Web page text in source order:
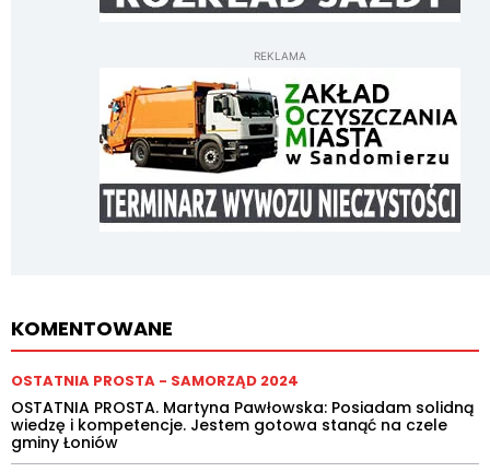
REKLAMA
KOMENTOWANE
OSTATNIA PROSTA - SAMORZĄD 2024
OSTATNIA PROSTA. Martyna Pawłowska: Posiadam solidną
wiedzę i kompetencje. Jestem gotowa stanąć na czele
gminy Łoniów